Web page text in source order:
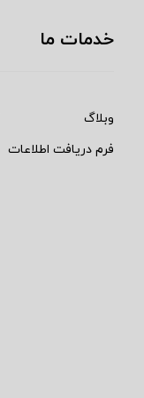
خدمات ما
وبلاگ
فرم دریافت اطلاعات